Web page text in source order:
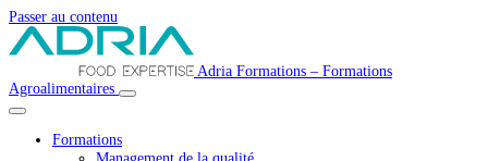
Passer au contenu
Navigation
principale
Adria Formations – Formations
Agroalimentaires
Formations